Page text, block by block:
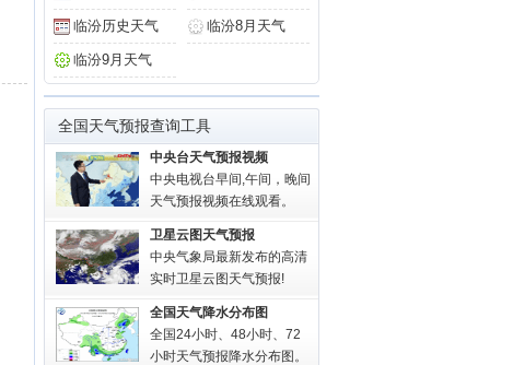
临汾历史天气 临汾8月天气
临汾9月天气
全国天气预报查询工具
中央台天气预报视频
中央电视台早间,午间，晚间
天气预报视频在线观看。
卫星云图天气预报
中央气象局最新发布的高清
实时卫星云图天气预报!
全国天气降水分布图
全国24小时、48小时、72
小时天气预报降水分布图。